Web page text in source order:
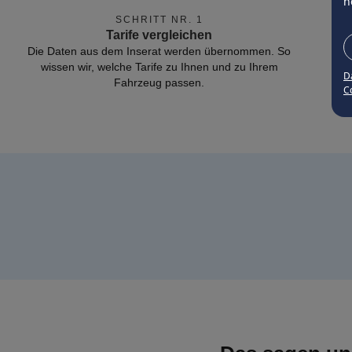
SCHRITT NR. 1
Tarife vergleichen
Die Daten aus dem Inserat werden übernommen. So
wissen wir, welche Tarife zu Ihnen und zu Ihrem
Fahrzeug passen.